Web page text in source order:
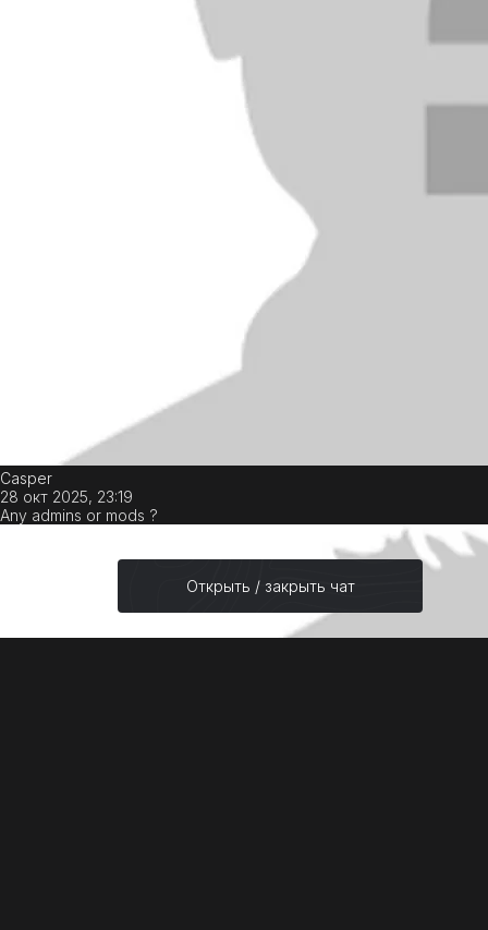
Casper
28 окт 2025, 23:19
Any admins or mods ?
Открыть / закрыть чат